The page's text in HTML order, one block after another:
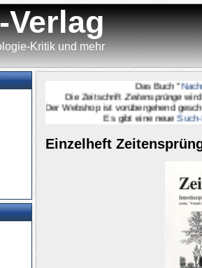
Kritik und mehr
Das Buch "Nachruf
Die ZeitschriftZeitensprüngewird
Der Webshop ist vorübergehend
Es gibt eine neueSuch-
Einzelheft